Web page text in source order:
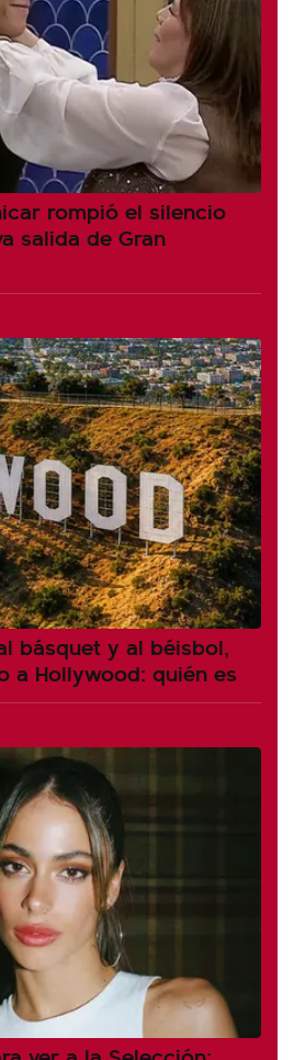
rompió el silencio
salida de Gran
básquet y al béisbol,
a Hollywood: quién es